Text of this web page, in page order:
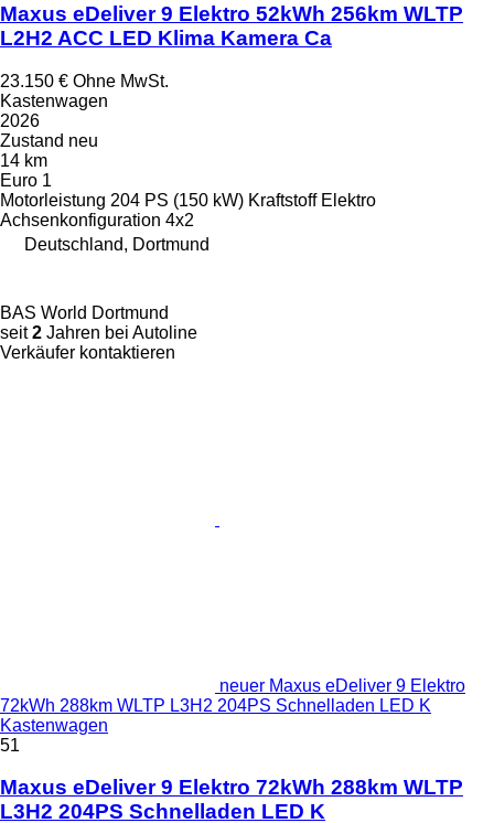
Maxus eDeliver 9 Elektro 52kWh 256km WLTP
L2H2 ACC LED Klima Kamera Ca
23.150 € Ohne MwSt.
Kastenwagen
2026
Zustand neu
14 km
Euro 1
Motorleistung 204 PS (150 kW) Kraftstoff Elektro
Achsenkonfiguration 4x2
Deutschland, Dortmund
BAS World Dortmund
seit2 Jahren bei Autoline
Verkäufer kontaktieren
neuer Maxus eDeliver 9 Elektro
72kWh 288km WLTP L3H2 204PS Schnelladen LED K
Kastenwagen
51
Maxus eDeliver 9 Elektro 72kWh 288km WLTP
L3H2 204PS Schnelladen LED K